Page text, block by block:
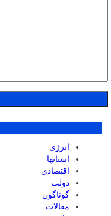
انرژی
استانها
اقتصادی
دولت
گوناگون
مقالات